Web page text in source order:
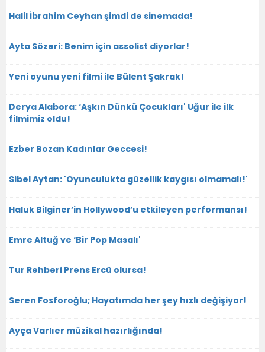
Halil İbrahim Ceyhan şimdi de sinemada!
Ayta Sözeri: Benim için assolist diyorlar!
Yeni oyunu yeni filmi ile Bülent Şakrak!
Derya Alabora: ‘Aşkın Dünkü Çocukları' Uğur ile ilk
filmimiz oldu!
Ezber Bozan Kadınlar Geccesi!
Sibel Aytan: 'Oyunculukta güzellik kaygısı olmamalı!'
Haluk Bilginer’in Hollywood’u etkileyen performansı!
Emre Altuğ ve ‘Bir Pop Masalı'
Tur Rehberi Prens Ercü olursa!
Seren Fosforoğlu; Hayatımda her şey hızlı değişiyor!
Ayça Varlıer müzikal hazırlığında!